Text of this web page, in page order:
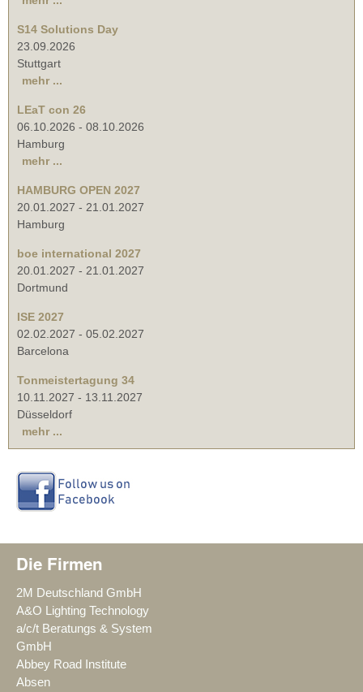
S14 Solutions Day
23.09.2026
Stuttgart
mehr ...
LEaT con 26
06.10.2026 - 08.10.2026
Hamburg
mehr ...
HAMBURG OPEN 2027
20.01.2027 - 21.01.2027
Hamburg
boe international 2027
20.01.2027 - 21.01.2027
Dortmund
ISE 2027
02.02.2027 - 05.02.2027
Barcelona
Tonmeistertagung 34
10.11.2027 - 13.11.2027
Düsseldorf
mehr ...
Die Firmen
2M Deutschland GmbH
A&O Lighting Technology
a/c/t Beratungs & System
GmbH
Abbey Road Institute
Absen